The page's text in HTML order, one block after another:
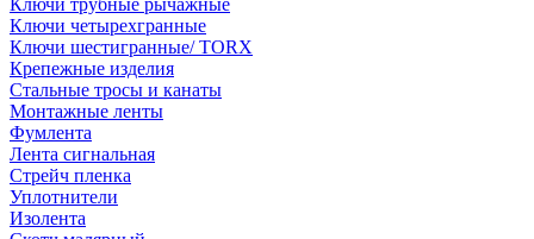
Ключи трубные рычажные
Ключи четырехгранные
Ключи шестигранные/ TORX
Крепежные изделия
Стальные тросы и канаты
Монтажные ленты
Фумлента
Лента сигнальная
Стрейч пленка
Уплотнители
Изолента